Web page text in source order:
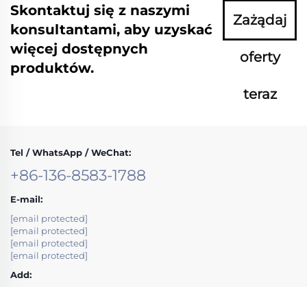
Skontaktuj się z naszymi
konsultantami, aby uzyskać
więcej dostępnych
produktów.
Zażądaj
oferty
teraz
Tel / WhatsApp / WeChat:
+86-136-8583-1788
E-mail:
[email protected]
[email protected]
[email protected]
[email protected]
Add: